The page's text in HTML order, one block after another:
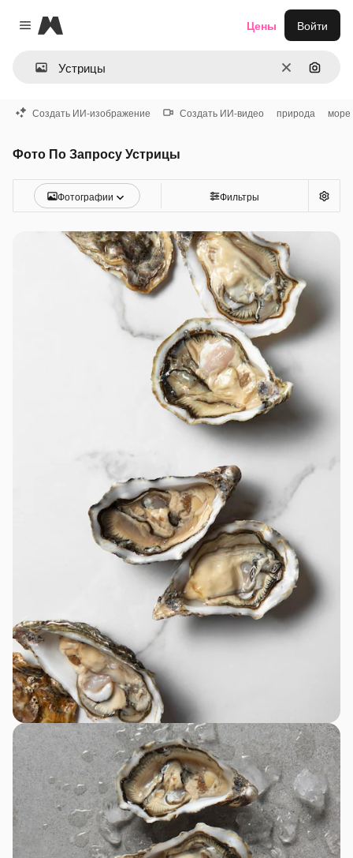
Close menu
Magnific
ОчиститьПоиск
Цены Войти
Создать ИИ-изображение Создать ИИ-видео природа море
Фото По Запросу Устрицы
Фотографии Фильтры